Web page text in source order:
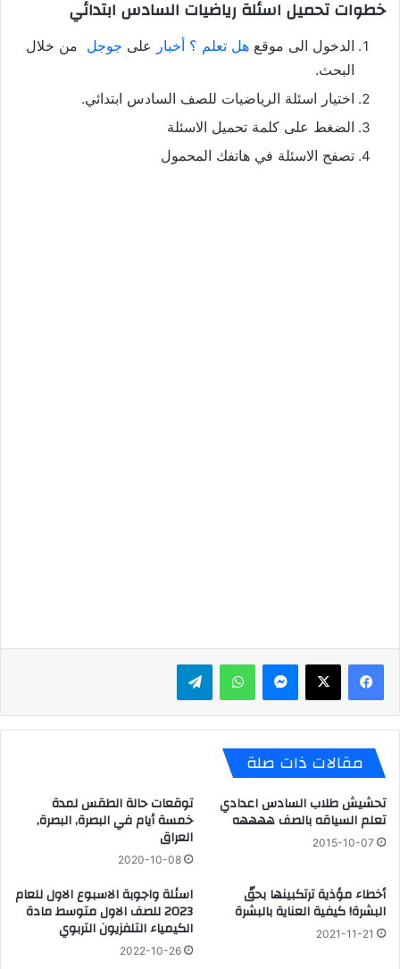
خطوات تحميل اسئلة رياضيات السادس ابتدائي
الدخول الى موقع هل تعلم ؟ أخبار على جوجل من خلال
البحث.
اختيار اسئلة الرياضيات للصف السادس ابتدائي.
الضغط على كلمة تحميل الاسئلة
تصفح الاسئلة في هاتفك المحمول
ماسنجر واتساب تيلقرام
مقالات ذات صلة
تحشيش طلاب السادس اعدادي
تعلم السياقه بالصف ههههه
2015-10-07
توقعات حالة الطقس لمدة
خمسة أيام في البصرة, البصرة,
العراق
2020-10-08
أخطاء مؤذية ترتكبينها بحقّ
البشرة! كيفية العناية بالبشرة
2021-11-21
اسئلة واجوبة الاسبوع الاول للعام
2023 للصف الاول متوسط مادة
الكيمياء التلفزيون التربوي
2022-10-26